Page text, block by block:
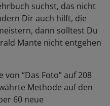
suchst, das nicht
Dir auch hilft, die
dann solltest Du
Mante nicht entgehen
“Das Foto” auf 208
Methode auf den
60 neue